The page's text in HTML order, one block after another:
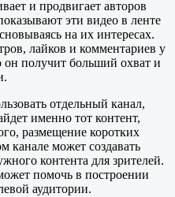
и продвигает авторов
эти видео в ленте
на их интересах.
лайков и комментариев у
получит больший охват и
отдельный канал,
именно тот контент,
размещение коротких
канале может создавать
контента для зрителей.
помочь в построении
аудитории.